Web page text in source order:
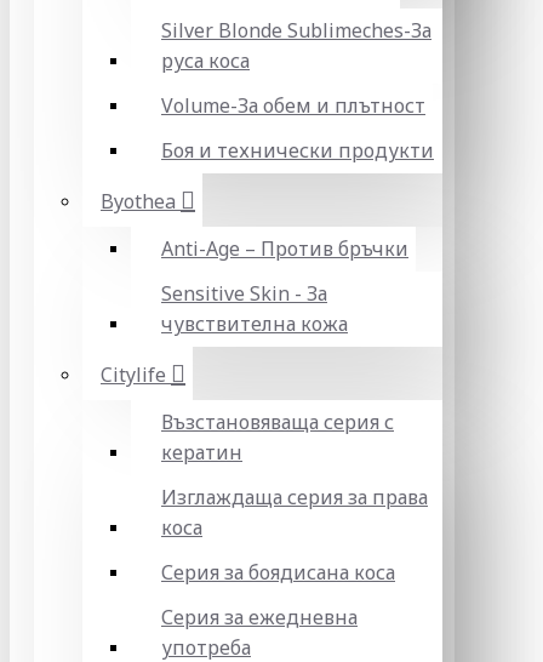
Silver Blonde Sublіmeches-За
руса коса
Volume-За обем и плътност
Боя и технически продукти
Byothea
Anti-Age – Против бръчки
Sensitive Skin - За
чувствителна кожа
Citylife
Възстановяваща серия с
кератин
Изглаждаща серия за права
коса
Серия за боядисана коса
Серия за ежедневна
употреба